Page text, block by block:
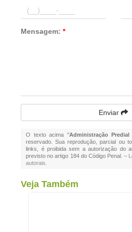
Mensagem:*
Enviar
O texto acima "Administração
reservado. Sua reprodução, parcial ou
links, é proibida sem a autorização do
previsto no artigo 184 do Código Penal. –
autorais
Veja Também